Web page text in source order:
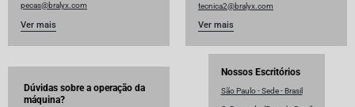
pecas@bralyx.com
Ver mais
tecnica2@bralyx.com
Ver mais
Dúvidas sobre a operação da
máquina?
Nossos Escritórios
São Paulo - Sede - Brasil